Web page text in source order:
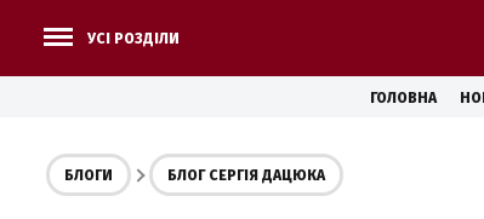
УСІ РОЗДІЛИ
ГОЛОВНА
БЛОГИ БЛОГ СЕРГІЯ ДАЦЮКА